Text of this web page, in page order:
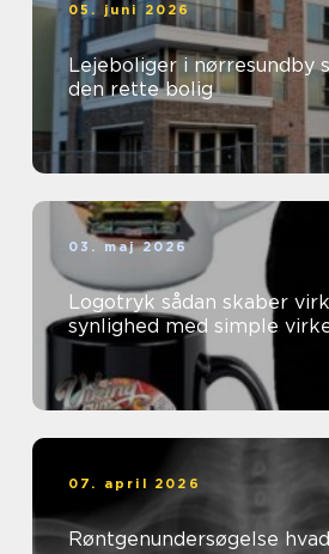
05. juni 2026
Lejeboliger i nørresundby sådan finder du
den rette bolig
03. maj 2026
Logotryk sådan skaber virksomheder
synlighed med simple
07. april 2026
Røntgenundersøgelse hvad du skal vide,